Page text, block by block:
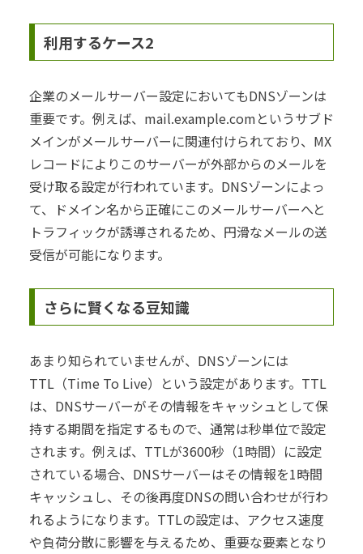
利用するケース2
企業のメールサーバー設定においてもDNSゾーンは
重要です。例えば、mail.example.comというサブド
メインがメールサーバーに関連付けられており、MX
レコードによりこのサーバーが外部からのメールを
受け取る設定が行われています。DNSゾーンによっ
て、ドメイン名から正確にこのメールサーバーへと
トラフィックが誘導されるため、円滑なメールの送
受信が可能になります。
さらに賢くなる豆知識
あまり知られていませんが、DNSゾーンには
TTL（Time To Live）という設定があります。TTL
は、DNSサーバーがその情報をキャッシュとして保
持する期間を指定するもので、通常は秒単位で設定
されます。例えば、TTLが3600秒（1時間）に設定
されている場合、DNSサーバーはその情報を1時間
キャッシュし、その後再度DNSの問い合わせが行わ
れるようになります。TTLの設定は、アクセス速度
や負荷分散に影響を与えるため、重要な要素となり